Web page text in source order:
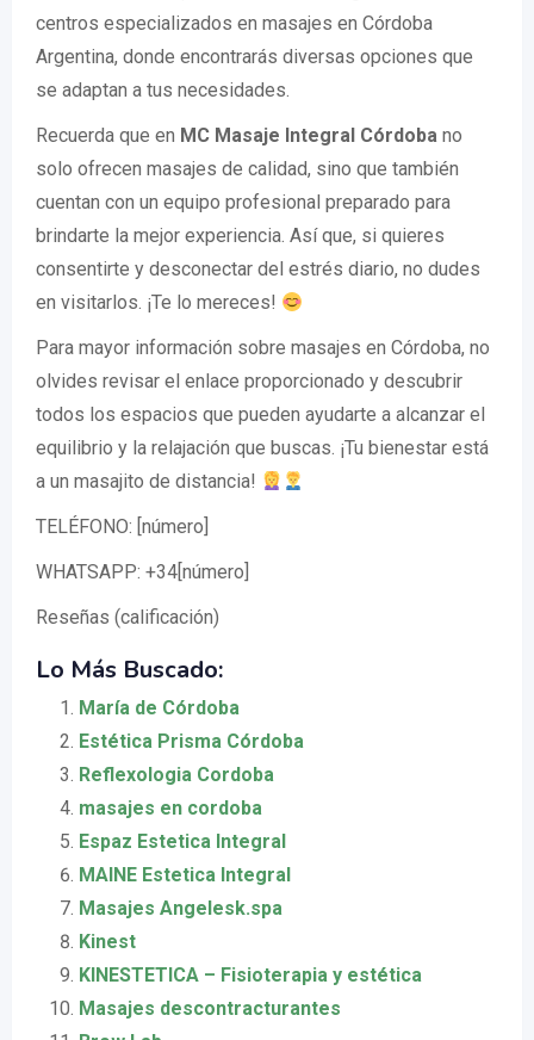
centros especializados en masajes en Córdoba
Argentina, donde encontrarás diversas opciones que
se adaptan a tus necesidades.
Recuerda que en MC Masaje Integral Córdoba no
solo ofrecen masajes de calidad, sino que también
cuentan con un equipo profesional preparado para
brindarte la mejor experiencia. Así que, si quieres
consentirte y desconectar del estrés diario, no dudes
en visitarlos. ¡Te lo mereces!
Para mayor información sobre masajes en Córdoba, no
olvides revisar el enlace proporcionado y descubrir
todos los espacios que pueden ayudarte a alcanzar el
equilibrio y la relajación que buscas. ¡Tu bienestar está
a un masajito de distancia!
TELÉFONO: [número]
WHATSAPP: +34[número]
Reseñas (calificación)
Lo Más Buscado:
María de Córdoba
Estética Prisma Córdoba
Reflexologia Cordoba
masajes en cordoba
Espaz Estetica Integral
MAINE Estetica Integral
Masajes Angelesk.spa
Kinest
KINESTETICA – Fisioterapia y estética
Masajes descontracturantes